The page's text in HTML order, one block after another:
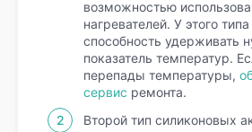
возможностью
нагревателей. У этого типа
способность удерживать
показатель температур.
перепады температуры,
сервис ремонта.
Второй тип силиконовых